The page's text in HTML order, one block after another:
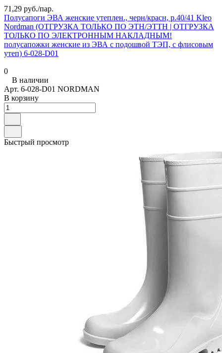
71,29 руб./пар.
Полусапоги ЭВА женские утеплен., черн/красн, р.40/41 Kleo
Nordman (ОТГРУЗКА ТОЛЬКО ПО ЭТН/ЭТТН | ОТГРУЗКА
ТОЛЬКО ПО ЭЛЕКТРОННЫМ НАКЛАДНЫМ!
полусапожки женские из ЭВА с подошвой ТЭП, с флисовым
утеп) 6-028-D01
0
В наличии
Арт. 6-028-D01 NORDMAN
В корзину
Быстрый просмотр